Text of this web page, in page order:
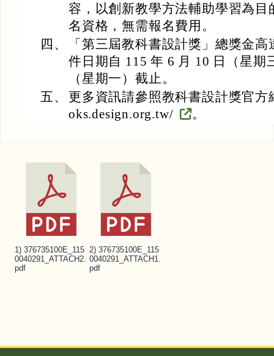
容，以創新教學方法輔助學習為
名資格，無需報名費用。
四、
「第三屆教科書設計獎」總獎金
件日期自 115 年 6 月 10 日（星期
（星期一）截止。
五、
更多資訊請參照教科書設計獎官
oks.design.org.tw/
。
1) 376735100E_115
0040291_ATTACH2.
pdf
2) 376735100E_115
0040291_ATTACH1.
pdf